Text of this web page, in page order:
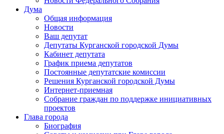
Дума
Общая информация
Новости
Ваш депутат
Депутаты Курганской городской Думы
Кабинет депутата
График приема депутатов
Постоянные депутатские комиссии
Решения Курганской городской Думы
Интернет-приемная
Собрание граждан по поддержке инициативных
проектов
Глава города
Биография